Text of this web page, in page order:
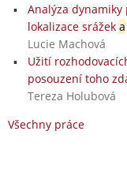
Analýza
lokalizace srážek a
Lucie Machová
Užití
posouzení toho
Tereza Holubová
Všechny práce